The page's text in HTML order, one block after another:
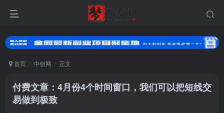
首页 中创网 正文
付费文章：4月份4个时间窗口，我们可以把短线交
易做到极致